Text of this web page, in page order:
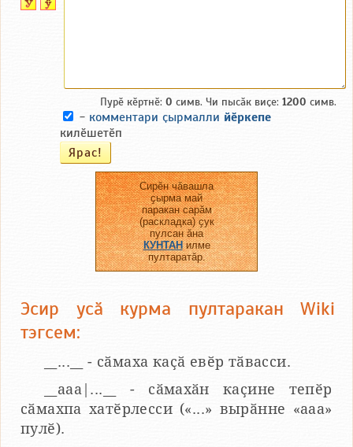
Пурӗ кӗртнӗ: 0 симв. Чи пысӑк виҫе: 1200 симв.
- комментари ҫырмалли йӗркепе
килӗшетӗп
Сирӗн чӑвашла
ҫырма май
паракан сарӑм
(раскладка) ҫук
пулсан ӑна
КУНТАНилме
пултаратӑр.
Эсир усӑ курма пултаракан Wiki
тэгсем:
__...__ - сӑмаха каҫӑ евӗр тӑвасси.
__aaa|...__ - сӑмахӑн каҫине тепӗр
сӑмахпа хатӗрлесси («...» вырӑнне «ааа»
пулӗ).